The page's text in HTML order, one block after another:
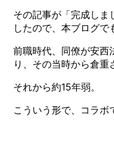
その記事が「完成しま
したので、本ブログで
前職時代、同僚が安西
り、その当時から倉重
それから約15年弱。
こういう形で、コラボ